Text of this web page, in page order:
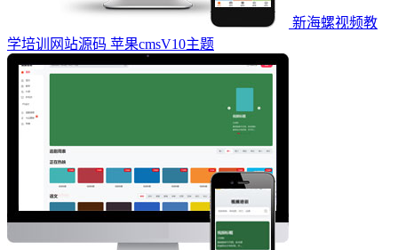
新海螺视频教
学培训网站源码 苹果cmsV10主题